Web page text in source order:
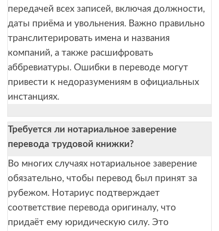
передачей всех записей, включая должности,
даты приёма и увольнения. Важно правильно
транслитерировать имена и названия
компаний, а также расшифровать
аббревиатуры. Ошибки в переводе могут
привести к недоразумениям в официальных
инстанциях.
Требуется ли нотариальное заверение
перевода трудовой книжки?
Во многих случаях нотариальное заверение
обязательно, чтобы перевод был принят за
рубежом. Нотариус подтверждает
соответствие перевода оригиналу, что
придаёт ему юридическую силу. Это